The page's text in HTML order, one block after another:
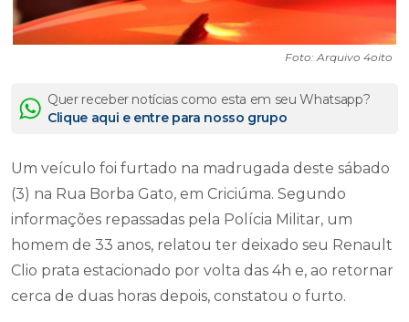
Foto: Arquivo 4oito
Quer receber notícias como esta em seu Whatsapp?
Clique aqui e entre para nosso grupo
Um veículo foi furtado na madrugada deste sábado
(3) na Rua Borba Gato, em Criciúma. Segundo
informações repassadas pela Polícia Militar, um
homem de 33 anos, relatou ter deixado seu Renault
Clio prata estacionado por volta das 4h e, ao retornar
cerca de duas horas depois, constatou o furto.